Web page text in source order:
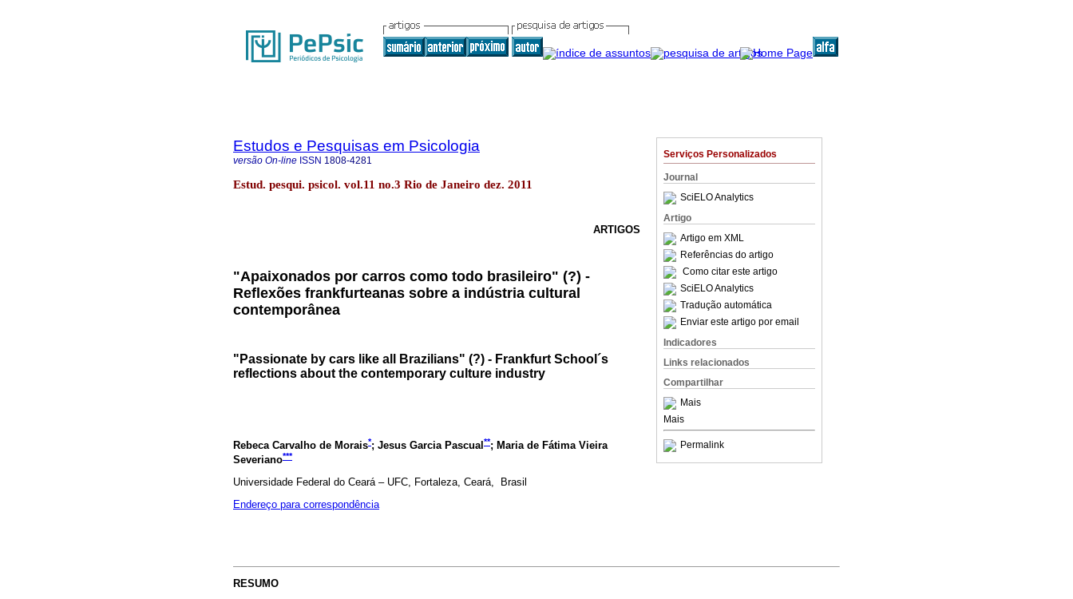
Serviços Personalizados
Journal
SciELO Analytics
Artigo
Artigo em XML
Referências do artigo
Como citar este artigo
SciELO Analytics
Tradução automática
Enviar este artigo por email
Indicadores
Links relacionados
Compartilhar
Mais
Mais
Permalink
Estudos e Pesquisas em Psicologia
versão On-line ISSN 1808-4281
Estud. pesqui. psicol. vol.11 no.3 Rio de Janeiro dez. 2011
ARTIGOS
"Apaixonados por carros como todo brasileiro" (?) -
Reflexões frankfurteanas sobre a indústria cultural
contemporânea
"Passionate by cars like all Brazilians" (?) - Frankfurt School´s
reflections about the contemporary culture industry
Rebeca Carvalho de Morais*; Jesus Garcia Pascual**; Maria de Fátima Vieira
Severiano***
Universidade Federal do Ceará – UFC, Fortaleza, Ceará, Brasil
Endereço para correspondência
RESUMO